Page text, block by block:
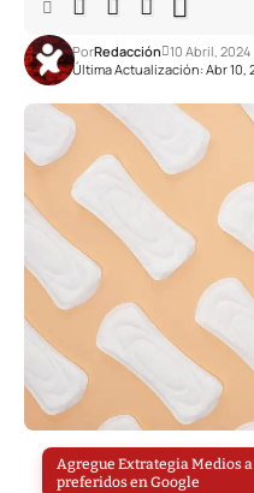
Última Actualización: Abr 10,
PorRedacción 10 Abril, 2024
Agregue Extrategia Medios
preferidos en Google